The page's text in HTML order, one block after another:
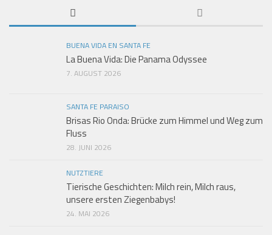
BUENA VIDA EN SANTA FE
La Buena Vida: Die Panama Odyssee
7. AUGUST 2026
SANTA FE PARAISO
Brisas Rio Onda: Brücke zum Himmel und Weg zum
Fluss
28. JUNI 2026
NUTZTIERE
Tierische Geschichten: Milch rein, Milch raus,
unsere ersten Ziegenbabys!
24. MAI 2026